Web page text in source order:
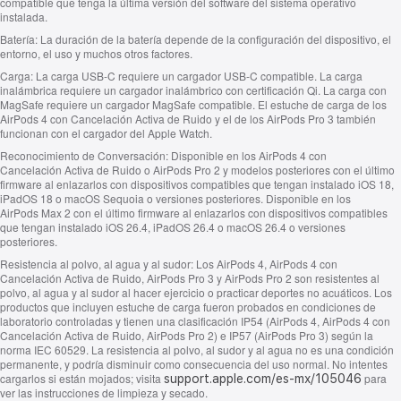
instalada.
Batería:La duración de la batería depende de la configuración del dispositivo, el
entorno, el uso y muchos otros factores.
Carga:La carga USB‑C requiere un cargador USB‑C compatible. La carga
inalámbrica requiere un cargador inalámbrico con certificación Qi. La carga con
MagSafe requiere un cargador MagSafe compatible. El estuche de carga de los
AirPods 4 con Cancelación Activa de Ruido y el de los AirPods Pro 3 también
funcionan con el cargador del Apple Watch.
Reconocimiento de Conversación:Disponible en los AirPods 4 con
Cancelación Activa de Ruido o AirPods Pro 2 y modelos posteriores con el último
firmware al enlazarlos con dispositivos compatibles que tengan instalado iOS 18,
iPadOS 18 o macOS Sequoia o versiones posteriores. Disponible en los
AirPods Max 2 con el último firmware al enlazarlos con dispositivos compatibles
que tengan instalado iOS 26.4, iPadOS 26.4 o macOS 26.4 o versiones
posteriores.
Resistencia al polvo, al agua y al sudor:Los AirPods 4, AirPods 4 con
Cancelación Activa de Ruido, AirPods Pro 3 y AirPods Pro 2 son resistentes al
polvo, al agua y al sudor al hacer ejercicio o practicar deportes no acuáticos. Los
productos que incluyen estuche de carga fueron probados en condiciones de
laboratorio controladas y tienen una clasificación IP54 (AirPods 4, AirPods 4 con
Cancelación Activa de Ruido, AirPods Pro 2) e IP57 (AirPods Pro 3) según la
norma IEC 60529. La resistencia al polvo, al sudor y al agua no es una condición
permanente, y podría disminuir como consecuencia del uso normal. No intentes
cargarlos si están mojados; visita support.apple.com/es-mx/105046 para
ver las instrucciones de limpieza y secado.